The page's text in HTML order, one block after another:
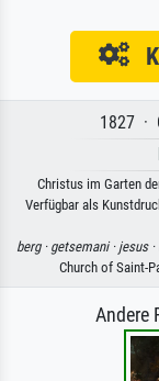
1827 ·
Christus im Garten
Verfügbar als
berg · getsemani · jesus ·
Church of Saint-
Andere